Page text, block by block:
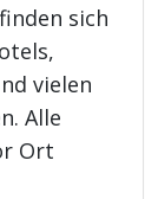
sich
vielen
Alle
Ort